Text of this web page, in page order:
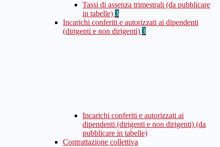
Tassi di assenza trimestrali (da pubblicare
in tabelle) 3
Incarichi conferiti e autorizzati ai dipendenti
(dirigenti e non dirigenti) 3
Incarichi conferiti e autorizzati ai
dipendenti (dirigenti e non dirigenti) (da
pubblicare in tabelle)
Contrattazione collettiva